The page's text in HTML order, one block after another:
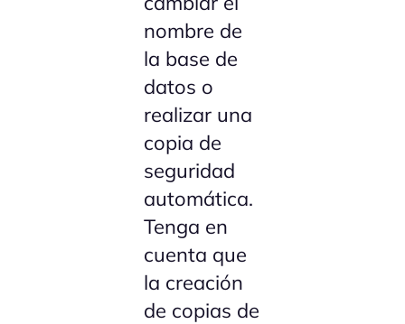
nombre de
la base de
datos o
realizar una
copia de
seguridad
automática.
Tenga en
cuenta que
la creación
de copias de